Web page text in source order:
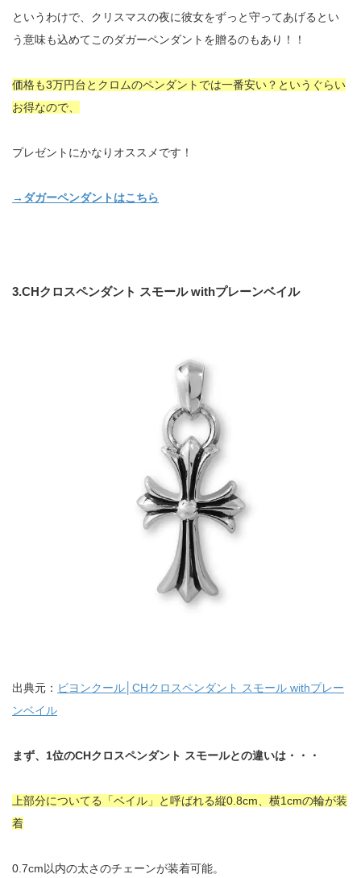
というわけで、クリスマスの夜に彼女をずっと守ってあげるとい
う意味も込めてこのダガーペンダントを贈るのもあり！！
価格も3万円台とクロムのペンダントでは一番安い？ というぐらい
お得なので、
プレゼントにかなりオススメです！
→ダガーペンダントはこちら
3.CHクロスペンダント スモール withプレーンベイル
出典元： ビヨンクール│CHクロスペンダント スモール withプレー
ンベイル
まず、1位のCHクロスペンダント スモールとの違いは・・・
上部分についてる「ベイル」と呼ばれる縦0.8cm、横1cmの輪が装
着
0.7cm以内の太さのチェーンが装着可能。